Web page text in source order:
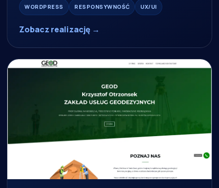
WORDPRESS RESPONSYWNOŚĆ UX/UI
Zobacz realizację →